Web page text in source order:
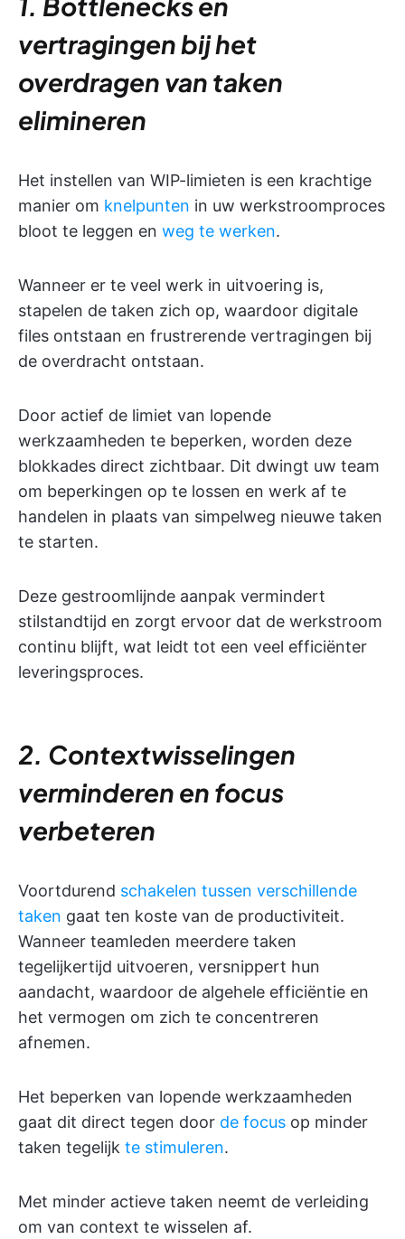
vertragingen bij het
overdragen van taken
elimineren
Het instellen van WIP-limieten is een krachtige
manier om knelpunten in uw werkstroomproces
bloot te leggen en weg te werken.
Wanneer er te veel werk in uitvoering is,
stapelen de taken zich op, waardoor digitale
files ontstaan en frustrerende vertragingen bij
de overdracht ontstaan.
Door actief de limiet van lopende
werkzaamheden te beperken, worden deze
blokkades direct zichtbaar. Dit dwingt uw team
om beperkingen op te lossen en werk af te
handelen in plaats van simpelweg nieuwe taken
te starten.
Deze gestroomlijnde aanpak vermindert
stilstandtijd en zorgt ervoor dat de werkstroom
continu blijft, wat leidt tot een veel efficiënter
leveringsproces.
2. Contextwisselingen
verminderen en focus
verbeteren
Voortdurend schakelen tussen verschillende
taken gaat ten koste van de productiviteit.
Wanneer teamleden meerdere taken
tegelijkertijd uitvoeren, versnippert hun
aandacht, waardoor de algehele efficiëntie en
het vermogen om zich te concentreren
afnemen.
Het beperken van lopende werkzaamheden
gaat dit direct tegen door de focus op minder
taken tegelijk te stimuleren.
Met minder actieve taken neemt de verleiding
om van context te wisselen af.